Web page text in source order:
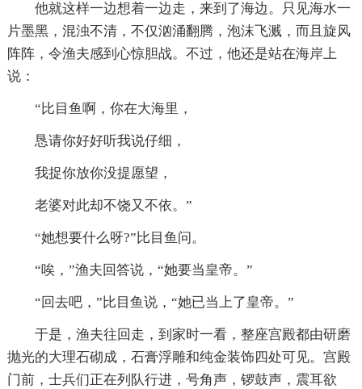
他就这样一边想着一边走，来到了海边。只见海水一
片墨黑，混浊不清，不仅汹涌翻腾，泡沫飞溅，而且旋风
阵阵，令渔夫感到心惊胆战。不过，他还是站在海岸上
说：
“比目鱼啊，你在大海里，
恳请你好好听我说仔细，
我捉你放你没提愿望，
老婆对此却不饶又不依。”
“她想要什么呀?”比目鱼问。
“唉，”渔夫回答说，“她要当皇帝。”
“回去吧，”比目鱼说，“她已当上了皇帝。”
于是，渔夫往回走，到家时一看，整座宫殿都由研磨
抛光的大理石砌成，石膏浮雕和纯金装饰四处可见。宫殿
门前，士兵们正在列队行进，号角声，锣鼓声，震耳欲